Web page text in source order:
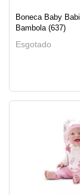
Boneca Baby
Bambola (637)
Esgotado